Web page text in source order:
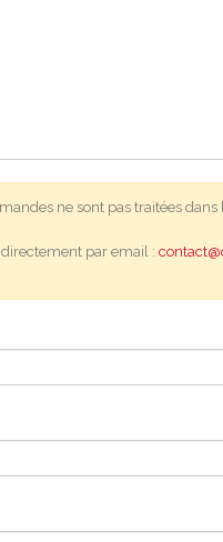
ne sont pas traitées dans
par email :